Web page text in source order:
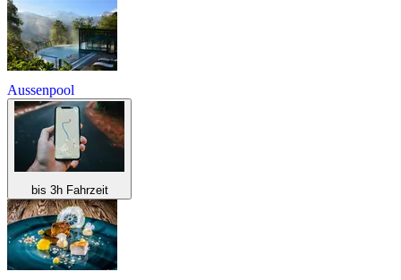
Aussenpool
bis 3h Fahrzeit